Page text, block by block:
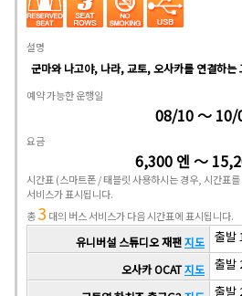
설명
군마와 나고야, 나라, 교토, 오사카를 연결하는
예약 가능한 운행일
08/10 ～ 10/
요금
6,300 엔 ～
시간표 (스마트폰 / 태블릿 사용하시는 경우, 시간표
서비스가 표시됩니다.
총3 대의 버스 서비스가 다음 시간표에 표시됩니다.
유니버설 스튜디오 재팬지도 출발
오사카 OCAT지도 출발
출발